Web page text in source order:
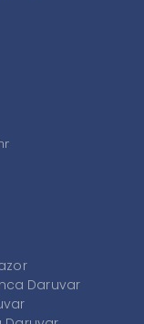
Daruvar